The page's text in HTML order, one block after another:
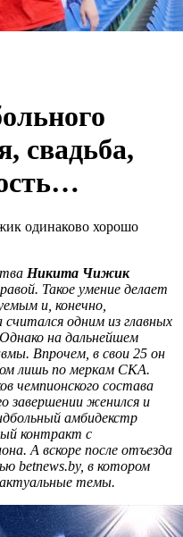
свадьба,
одинаково хорошо
Никита Чижик
Такое умение делает
и, конечно,
одним из главных
на дальнейшем
Впрочем, в свои 25 он
лишь по меркам СКА.
чемпионского состава
завершении женился и
амбидекстр
контракт с
А вскоре после отъезда
betnews.by, в котором
темы.